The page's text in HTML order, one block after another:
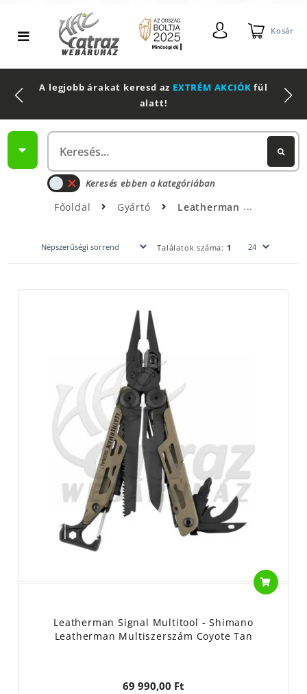
Kosár
A legjobb árakat keresd az EXTRÉM AKCIÓK fül
alatt!
Keresés ebben a kategóriában
Főoldal Gyártó Leatherman
Találatok száma: 1
Leatherman Signal Multitool - Shimano
Leatherman Multiszerszám Coyote Tan
69 990,00 Ft